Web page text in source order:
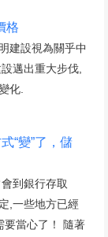
格
建設視為關乎中
邁出重大步伐,
化.
“變”了，儲
到銀行存取
,一些地方已經
要當心了！ 隨著